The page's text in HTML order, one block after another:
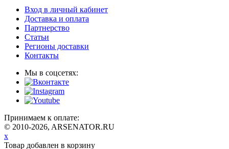
Вход в личный кабинет
Доставка и оплата
Партнерство
Статьи
Регионы доставки
Контакты
Мы в соцсетях:
Принимаем к оплате:
© 2010-2026, ARSENATOR.RU
x
Товар добавлен в корзину